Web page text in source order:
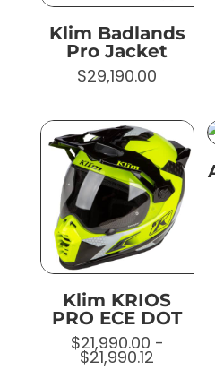
Klim Badlands
Pro Jacket
$29,190.00
Klim KRIOS
PRO ECE DOT
$21,990.00 -
$21,990.12